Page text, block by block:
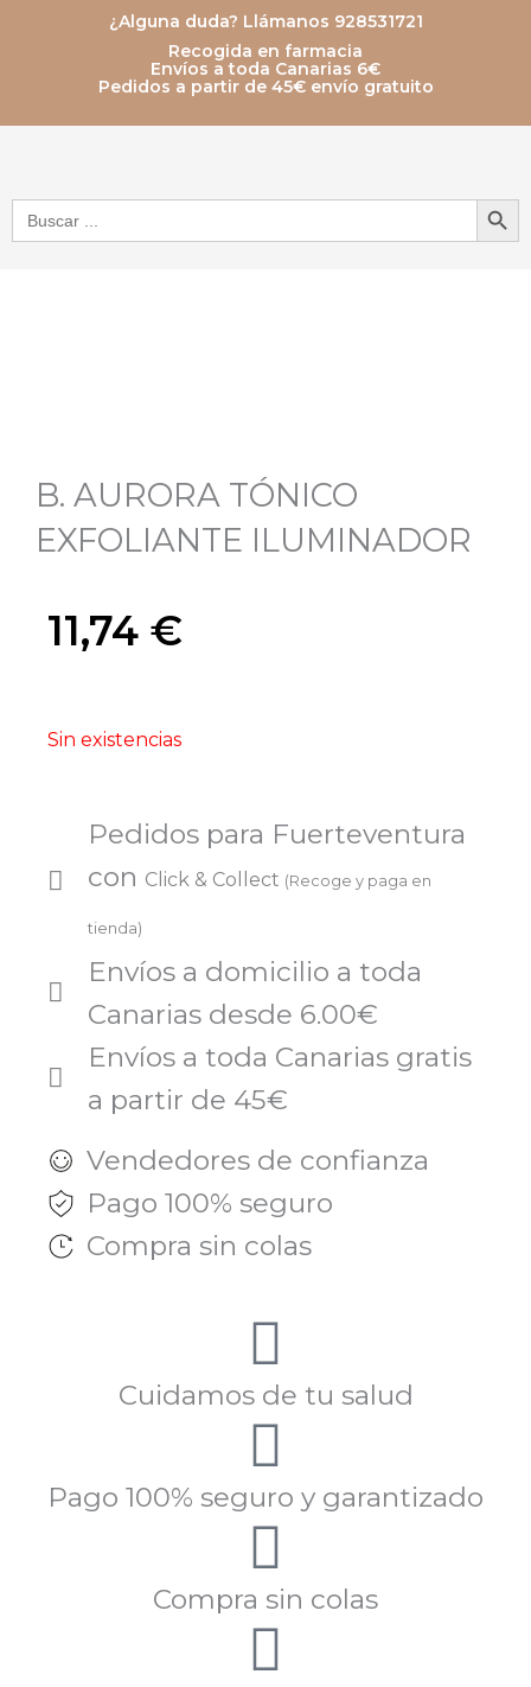
¿Alguna duda? Llámanos 928531721
Recogida en farmacia
Envíos a toda Canarias 6€
Pedidos a partir de 45€ envío gratuito
Buscar: Botón de
B. AURORA TÓNICO
EXFOLIANTE ILUMINADOR
11,74 €
Sin existencias
Pedidos para Fuerteventura
con Click & Collect (Recoge y paga en
tienda)
Envíos a domicilio a toda
Canarias desde 6.00€
Envíos a toda Canarias gratis
a partir de 45€
Vendedores de confianza
Pago 100% seguro
Compra sin colas
Cuidamos de tu salud
Pago 100% seguro y garantizado
Compra sin colas